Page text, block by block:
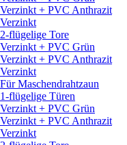
Verzinkt + PVC Anthrazit
Verzinkt
2-flügelige Tore
Verzinkt + PVC Grün
Verzinkt + PVC Anthrazit
Verzinkt
Für Maschendrahtzaun
1-flügelige Türen
Verzinkt + PVC Grün
Verzinkt + PVC Anthrazit
Verzinkt